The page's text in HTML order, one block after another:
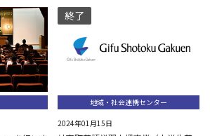
終了
地域・社会連携センター
2024年01月15日